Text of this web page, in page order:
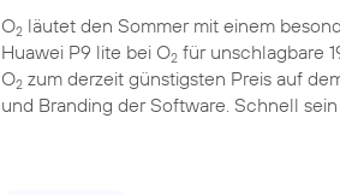
O2 läutet den Sommer mit einem
Huawei P9 lite bei O2 für unschlagbare
O2 zum derzeit günstigsten Preis auf
und Branding der Software. Schnell